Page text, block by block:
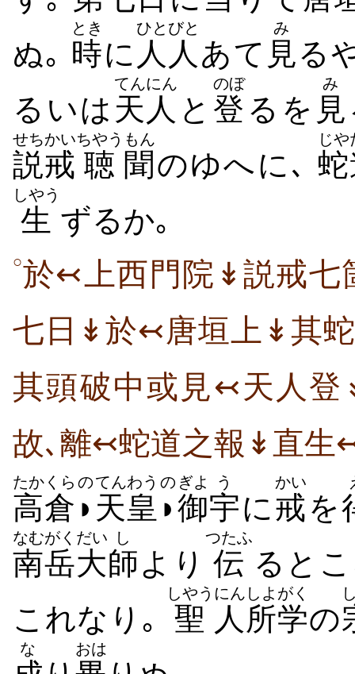
ぬ｡ 時
とき
に 人人
ひとびと
あて 見
み
る
るいは 天人
てんにん
と 登
のぼ
るを 見
み
説戒
せちかい
聴
ちやう
聞
もん
のゆへに､
じや
生
しやう
ずるか｡
○於↢上西門院↡説戒七
七日↡於↢唐垣上↡其
其頭破中或見↢天人
故､離↢蛇道之報↡直生
高倉
たかくら
◗
の
天皇
てんわう
◗
の
御
ぎよ
宇
う
に 戒
かい
を
南岳
なむがく
大
だい
師
し
より 伝
つたふ
ると
これなり｡
聖
しやう
人
にん
所学
しよがく
の
な おは